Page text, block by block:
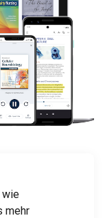
wie
mehr